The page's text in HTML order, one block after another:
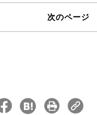
次のページ